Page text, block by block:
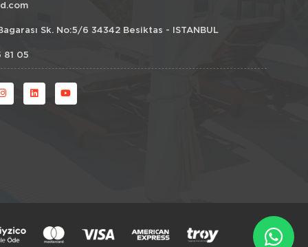
Sk. No:5/6 34342 Besiktas - ISTANBUL
81 05